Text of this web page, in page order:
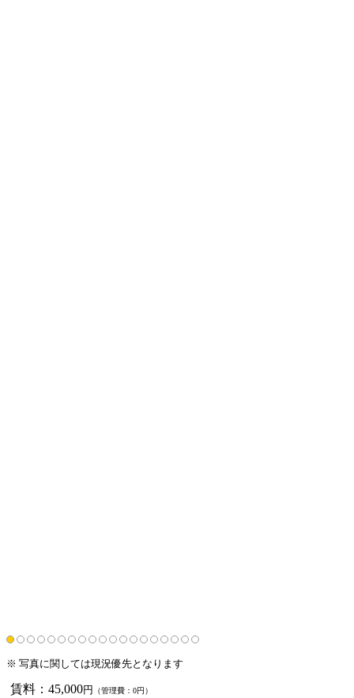
※ 写真に関しては現況優先となります
賃料：45,000円 （管理費：0円）